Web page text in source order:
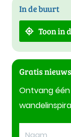
In de buurt
Toon in
Gratis
Ontvang